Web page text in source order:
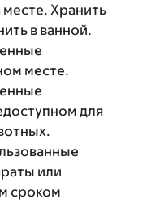
Хранить
в ванной.
месте.
для
или
сроком